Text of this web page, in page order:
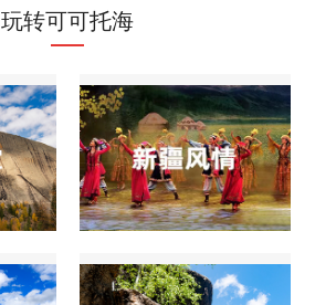
玩转可可托海